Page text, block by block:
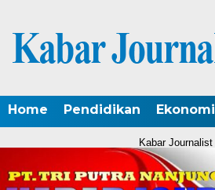
Home Pendidikan Ekonomi
Kabar Journalist